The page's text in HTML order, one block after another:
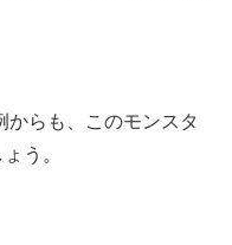
からも、このモンスタ
う。